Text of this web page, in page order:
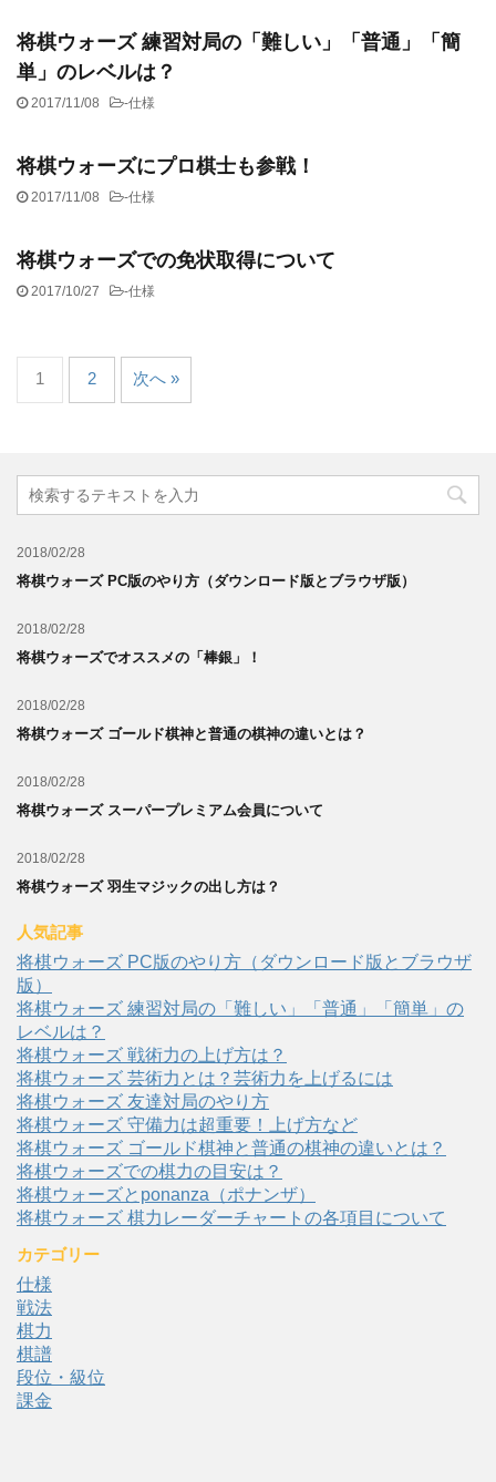
将棋ウォーズ 練習対局の「難しい」「普通」「簡
単」のレベルは？
2017/11/08 -仕様
将棋ウォーズにプロ棋士も参戦！
2017/11/08 -仕様
将棋ウォーズでの免状取得について
2017/10/27 -仕様
1 2 次へ »
2018/02/28
将棋ウォーズ PC版のやり方（ダウンロード版とブラウザ版）
2018/02/28
将棋ウォーズでオススメの「棒銀」！
2018/02/28
将棋ウォーズ ゴールド棋神と普通の棋神の違いとは？
2018/02/28
将棋ウォーズ スーパープレミアム会員について
2018/02/28
将棋ウォーズ 羽生マジックの出し方は？
人気記事
将棋ウォーズ PC版のやり方（ダウンロード版とブラウザ
版）
将棋ウォーズ 練習対局の「難しい」「普通」「簡単」の
レベルは？
将棋ウォーズ 戦術力の上げ方は？
将棋ウォーズ 芸術力とは？芸術力を上げるには
将棋ウォーズ 友達対局のやり方
将棋ウォーズ 守備力は超重要！上げ方など
将棋ウォーズ ゴールド棋神と普通の棋神の違いとは？
将棋ウォーズでの棋力の目安は？
将棋ウォーズとponanza（ポナンザ）
将棋ウォーズ 棋力レーダーチャートの各項目について
カテゴリー
仕様
戦法
棋力
棋譜
段位・級位
課金